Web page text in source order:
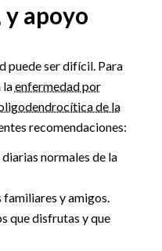
apoyo
puede ser difícil. Para
laenfermedad por
de la
recomendaciones:
normales de la
y amigos.
que disfrutas y que